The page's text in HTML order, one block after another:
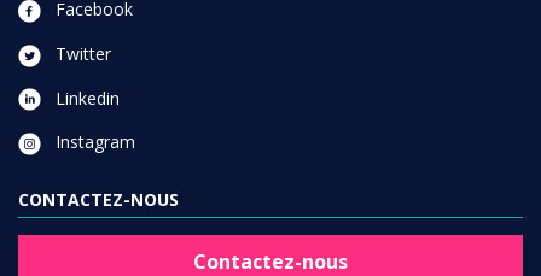
Facebook
Twitter
Linkedin
Instagram
CONTACTEZ-NOUS
Contactez-nous